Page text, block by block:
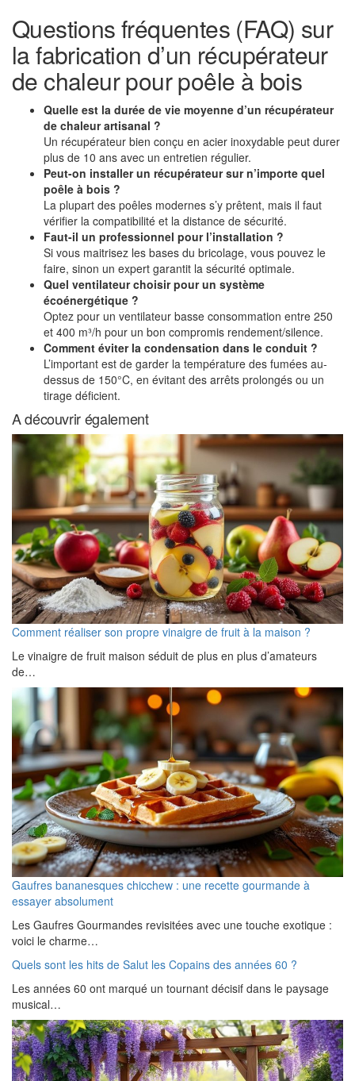
Questions fréquentes (FAQ) sur
la fabrication d’un récupérateur
de chaleur pour poêle à bois
Quelle est la durée de vie moyenne d’un récupérateur
de chaleur artisanal ?
Un récupérateur bien conçu en acier inoxydable peut durer
plus de 10 ans avec un entretien régulier.
Peut-on installer un récupérateur sur n’importe quel
poêle à bois ?
La plupart des poêles modernes s’y prêtent, mais il faut
vérifier la compatibilité et la distance de sécurité.
Faut-il un professionnel pour l’installation ?
Si vous maitrisez les bases du bricolage, vous pouvez le
faire, sinon un expert garantit la sécurité optimale.
Quel ventilateur choisir pour un système
écoénergétique ?
Optez pour un ventilateur basse consommation entre 250
et 400 m³/h pour un bon compromis rendement/silence.
Comment éviter la condensation dans le conduit ?
L’important est de garder la température des fumées au-
dessus de 150°C, en évitant des arrêts prolongés ou un
tirage déficient.
A découvrir également
Comment réaliser son propre vinaigre de fruit à la maison ?
Le vinaigre de fruit maison séduit de plus en plus d’amateurs
de…
Gaufres bananesques chicchew : une recette gourmande à
essayer absolument
Les Gaufres Gourmandes revisitées avec une touche exotique :
voici le charme…
Quels sont les hits de Salut les Copains des années 60 ?
Les années 60 ont marqué un tournant décisif dans le paysage
musical…